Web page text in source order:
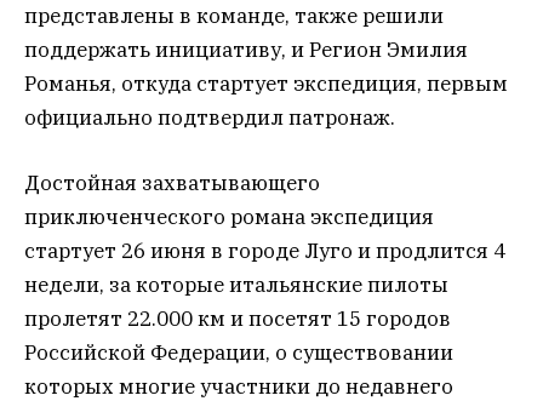
представлены в команде, также решили
поддержать инициативу, и Регион Эмилия
Романья, откуда стартует экспедиция, первым
официально подтвердил патронаж.
Достойная захватывающего
приключенческого романа экспедиция
стартует 26 июня в городе Луго и продлится 4
недели, за которые итальянские пилоты
пролетят 22.000 км и посетят 15 городов
Российской Федерации, о существовании
которых многие участники до недавнего